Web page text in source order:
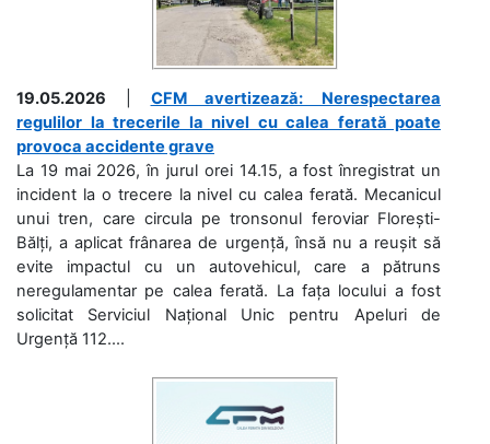
19.05.2026
CFM avertizează: Nerespectarea
regulilor la trecerile la nivel cu calea ferată poate
provoca accidente grave
La 19 mai 2026, în jurul orei 14.15, a fost înregistrat un
incident la o trecere la nivel cu calea ferată. Mecanicul
unui tren, care circula pe tronsonul feroviar Florești-
Bălți, a aplicat frânarea de urgență, însă nu a reușit să
evite impactul cu un autovehicul, care a pătruns
neregulamentar pe calea ferată. La fața locului a fost
solicitat Serviciul Național Unic pentru Apeluri de
Urgență 112....